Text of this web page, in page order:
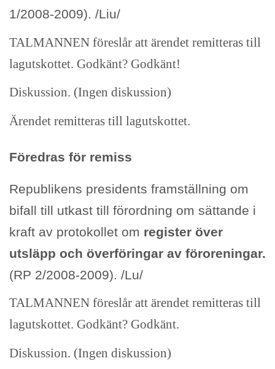
1/2008-2009). /Liu/
TALMANNEN föreslår att ärendet remitteras till
lagutskottet. Godkänt? Godkänt!
Diskussion. (Ingen diskussion)
Ärendet remitteras till lagutskottet.
Föredras för remiss
Republikens presidents framställning om
bifall till utkast till förordning om sättande i
kraft av protokollet om register över
utsläpp och överföringar av föroreningar.
(RP 2/2008-2009). /Lu/
TALMANNEN föreslår att ärendet remitteras till
lagutskottet. Godkänt? Godkänt.
Diskussion. (Ingen diskussion)